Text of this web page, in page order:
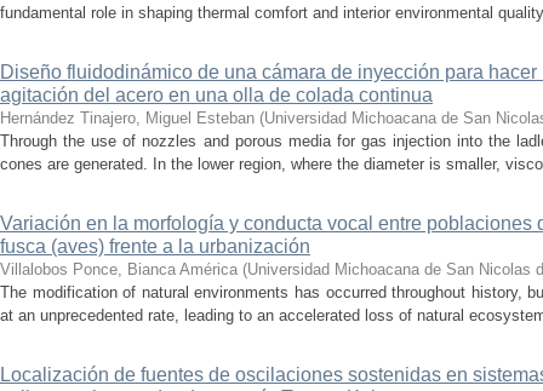
fundamental role in shaping thermal comfort and interior environmental
Diseño fluidodinámico de una cámara de inyección para
agitación del acero en una olla de colada continua
Hernández Tinajero, Miguel Esteban (Universidad Michoacana de San
Through the use of nozzles and porous media for gas injection into the
cones are generated. In the lower region, where the diameter is smaller,
Variación en la morfología y conducta vocal entre poblaciones
fusca (aves) frente a la urbanización
Villalobos Ponce, Bianca América (Universidad Michoacana de San Nicolas
The modification of natural environments has occurred throughout history,
at an unprecedented rate, leading to an accelerated loss of natural
Localización de fuentes de oscilaciones sostenidas en